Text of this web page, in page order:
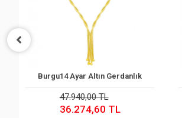
Sepete Ekle
Tasarım 8 Ayar Altın Gerdanlık
80.539,20 TL
60.404,40 TL